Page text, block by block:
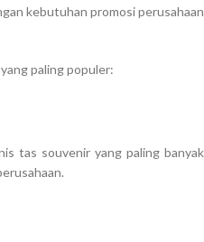
kebutuhan promosi perusahaan
paling populer:
tas souvenir yang paling banyak